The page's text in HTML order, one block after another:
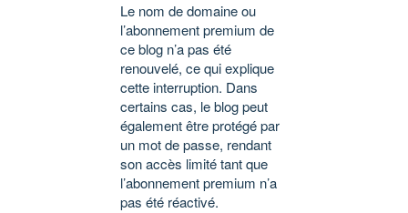
Le nom de domaine ou
l’abonnement premium de
ce blog n’a pas été
renouvelé, ce qui explique
cette interruption. Dans
certains cas, le blog peut
également être protégé par
un mot de passe, rendant
son accès limité tant que
l’abonnement premium n’a
pas été réactivé.